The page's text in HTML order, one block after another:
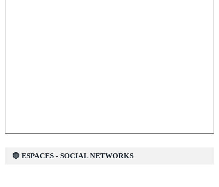
🔵 ESPACES - SOCIAL NETWORKS